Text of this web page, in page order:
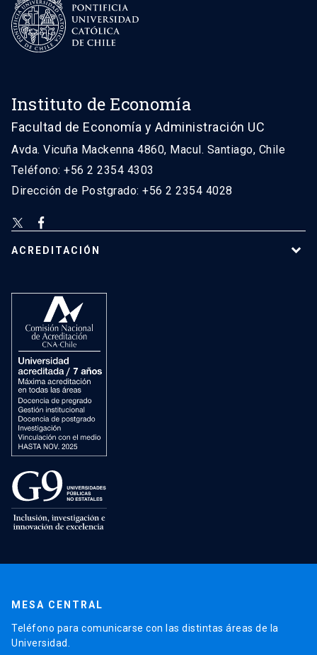
Instituto de Economía
Facultad de Economía y Administración UC
Avda. Vicuña Mackenna 4860, Macul. Santiago, Chile
Teléfono: +56 2 2354 4303
Dirección de Postgrado: +56 2 2354 4028
ACREDITACIÓN
MESA CENTRAL
Teléfono para comunicarse con las distintas áreas de la
Universidad.